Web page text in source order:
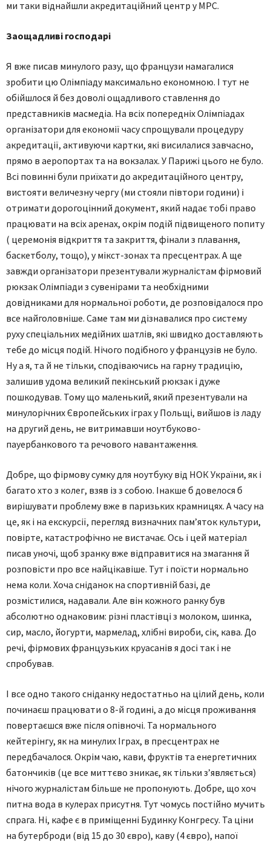
ми таки віднайшли акредитаційний центр у МРС.
Заощадливі господарі
Я вже писав минулого разу, що французи намагалися
зробити цю Олімпіаду максимально економною. І тут не
обійшлося й без доволі ощадливого ставлення до
представників масмедіа. На всіх попередніх Олімпіадах
організатори для економії часу спрощували процедуру
акредитації, активуючи картки, які висилалися завчасно,
прямо в аеропортах та на вокзалах. У Парижі цього не було.
Всі повинні були приїхати до акредитаційного центру,
вистояти величезну чергу (ми стояли півтори години) і
отримати дорогоцінний документ, який надає тобі право
працювати на всіх аренах, окрім подій підвищеного попиту
( церемонія відкриття та закриття, фінали з плавання,
баскетболу, тощо), у мікст-зонах та пресцентрах. А ще
завжди організатори презентували журналістам фірмовий
рюкзак Олімпіади з сувенірами та необхідними
довідниками для нормальної роботи, де розповідалося про
все найголовніше. Саме там ми дізнавалися про систему
руху спеціальних медійних шатлів, які швидко доставляють
тебе до місця подій. Нічого подібного у французів не було.
Ну а я, та й не тільки, сподіваючись на гарну традицію,
залишив удома великий пекінський рюкзак і дуже
пошкодував. Тому що маленький, який презентували на
минулорічних Європейських іграх у Польщі, вийшов із ладу
на другий день, не витримавши ноутбуково-
пауербанкового та речового навантаження.
Добре, що фірмову сумку для ноутбуку від НОК України, як і
багато хто з колег, взяв із з собою. Інакше б довелося б
вирішувати проблему вже в паризьких крамницях. А часу на
це, як і на екскурсії, перегляд визначних пам’яток культури,
повірте, катастрофічно не вистачає. Ось і цей матеріал
писав уночі, щоб зранку вже відправитися на змагання й
розповісти про все найцікавіше. Тут і поїсти нормально
нема коли. Хоча сніданок на спортивній базі, де
розмістилися, надавали. Але він кожного ранку був
абсолютно однаковим: різні пластівці з молоком, шинка,
сир, масло, йогурти, мармелад, хлібні вироби, сік, кава. До
речі, фірмових французьких круасанів я досі так і не
спробував.
І все одно такого сніданку недостатньо на цілий день, коли
починаєш працювати о 8-й годині, а до місця проживання
повертаєшся вже після опівночі. Та нормального
кейтерінгу, як на минулих Іграх, в пресцентрах не
передбачалося. Окрім чаю, кави, фруктів та енергетичних
батончиків (це все миттєво зникає, як тільки з’являється)
нічого журналістам більше не пропонують. Добре, що хоч
питна вода в кулерах присутня. Тут чомусь постійно мучить
спрага. Ні, кафе є в приміщенні Будинку Конгресу. Та ціни
на бутерброди (від 15 до 30 євро), каву (4 євро), напої